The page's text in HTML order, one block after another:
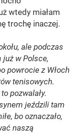
wtedy miałam
trochę inaczej.
ale podczas
w Polsce,
powrocie z Włoch
tenisowych.
pozwalały.
jeździli tam
bo oznaczało,
naszą